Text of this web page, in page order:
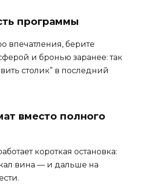
программы
впечатления, берите
и бронью заранее: так
столик” в последний
вместо полного
короткая остановка:
вина — и дальше на